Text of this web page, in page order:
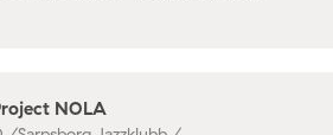
NOLA